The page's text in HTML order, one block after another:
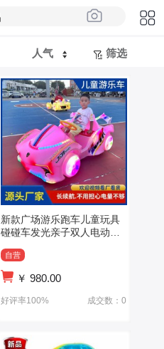
人气 筛选
新款广场游乐跑车儿童玩具
碰碰车发光亲子双人电动公
自营
￥980.00
好评率100% 成交数：0